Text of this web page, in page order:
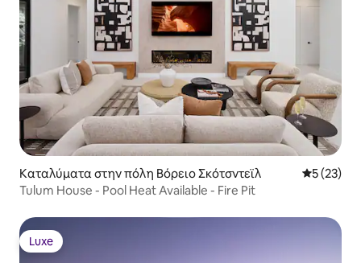
Καταλύματα στην πόλη Βόρειο Σκότσντεϊλ Μέση
5 (23)
Tulum House - Pool Heat Available - Fire Pit
Luxe
Luxe